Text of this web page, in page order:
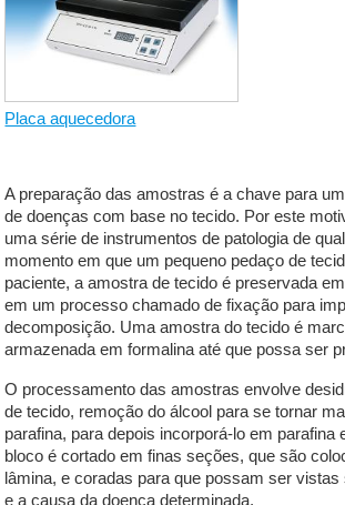
Placa aquecedora
A preparação das amostras é a chave para
de doenças com base no tecido. Por este
uma série de instrumentos de patologia de
momento em que um pequeno pedaço de
paciente, a amostra de tecido é preservada
em um processo chamado de fixação para
decomposição. Uma amostra do tecido é
armazenada em formalina até que possa ser
O processamento das amostras envolve
de tecido, remoção do álcool para se tornar
parafina, para depois incorporá-lo em parafina
bloco é cortado em finas seções, que são
lâmina, e coradas para que possam ser
e a causa da doença determinada.